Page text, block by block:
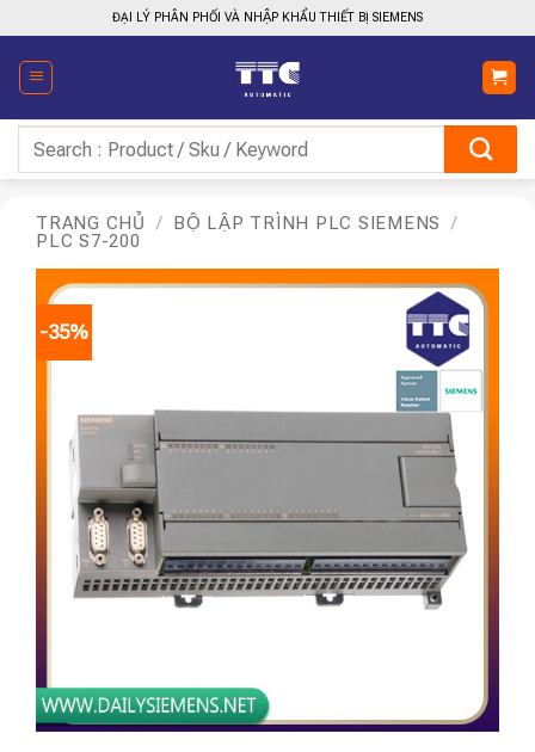
qua
nội
dung
ĐẠI LÝ PHÂN PHỐI VÀ NHẬP KHẨU THIẾT BỊ SIEMENS
kiếm:
TRANG CHỦ / BỘ LẬP TRÌNH PLC SIEMENS
/
PLC S7-200
-35%